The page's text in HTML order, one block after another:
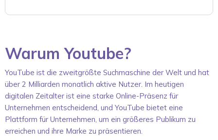
Warum Youtube?
YouTube ist die zweitgrößte Suchmaschine der Welt und hat
über 2 Milliarden monatlich aktive Nutzer. Im heutigen
digitalen Zeitalter ist eine starke Online-Präsenz für
Unternehmen entscheidend, und YouTube bietet eine
Plattform für Unternehmen, um ein größeres Publikum zu
erreichen und ihre Marke zu präsentieren.